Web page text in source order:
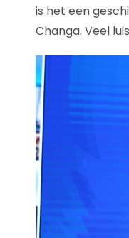
is het een
Changa. Veel